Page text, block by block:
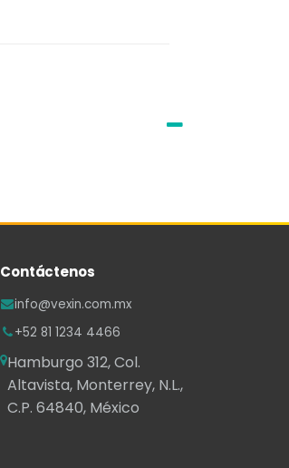
Contáctenos
info@vexin.com.mx
+52 81 1234 4466
Hamburgo 312, Col.
Altavista, Monterrey, N.L.,
C.P. 64840, México